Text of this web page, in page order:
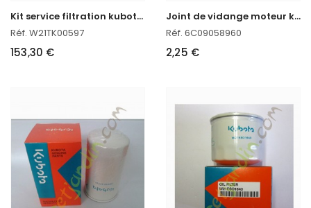
K
it service filtration kubota SERIE L (36 à 42ch)
Réf. W21TK00597
153,30 €
J
oint de vidange moteur kubota
Réf. 6C09058960
2,25 €